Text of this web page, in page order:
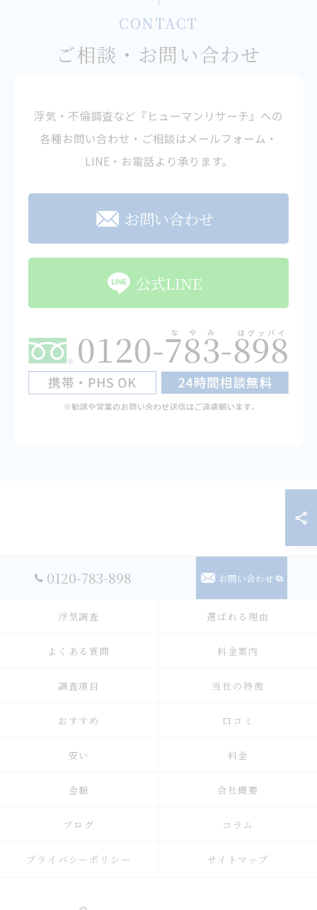
ご相談・お問い合わせ
CONTACT
浮気・不倫調査など『ヒューマンリサーチ』への
各種お問い合わせ・ご相談はメールフォーム・
LINE・お電話より承ります。
お問い合わせ
公式LINE
0120-783-898 お問い合わせ
浮気調査 選ばれる理由
よくある質問 料金案内
調査項目 当社の特徴
おすすめ 口コミ
安い 料金
金額 会社概要
ブログ コラム
プライバシーポリシー サイトマップ